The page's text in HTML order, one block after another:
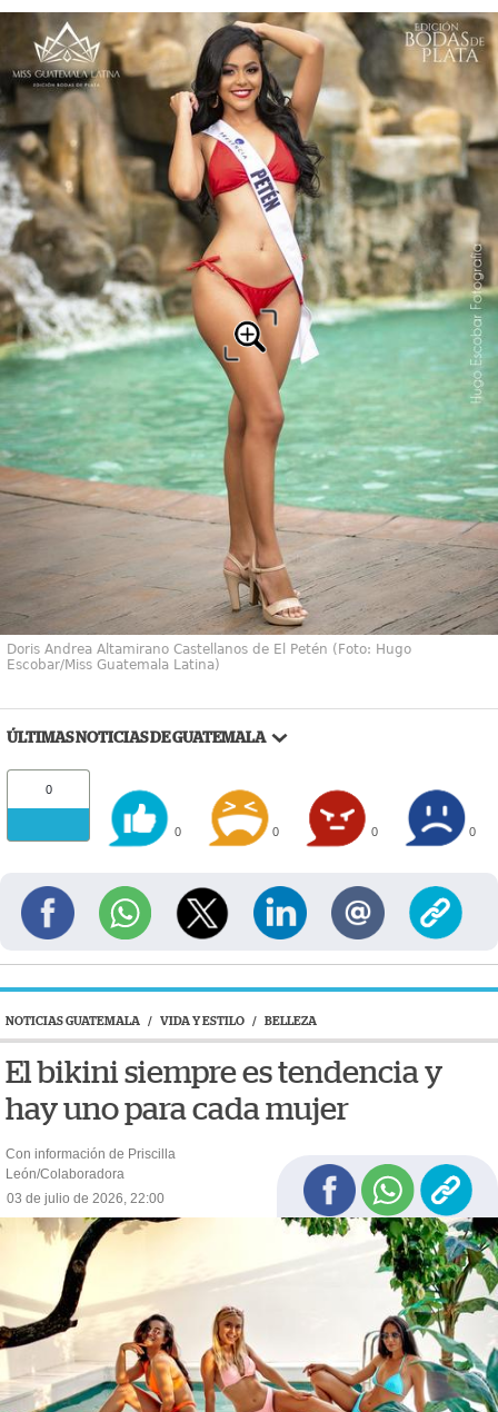
Doris Andrea Altamirano Castellanos de El Petén (Foto: Hugo
Escobar/Miss Guatemala Latina)
ÚLTIMAS NOTICIAS DE GUATEMALA
0
0 0 0 0
NOTICIAS GUATEMALA / VIDA Y ESTILO / BELLEZA
El bikini siempre es tendencia y
hay uno para cada mujer
Con información de Priscilla
León/Colaboradora
03 de julio de 2026, 22:00